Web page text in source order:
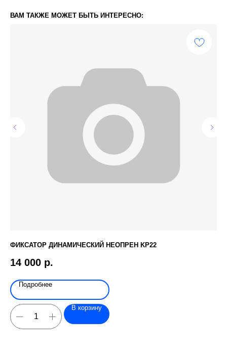
ВАМ ТАКЖЕ МОЖЕТ БЫТЬ ИНТЕРЕСНО:
ФИКСАТОР ДИНАМИЧЕСКИЙ НЕОПРЕН KP22
14 000 р.
Подробнее
В корзину